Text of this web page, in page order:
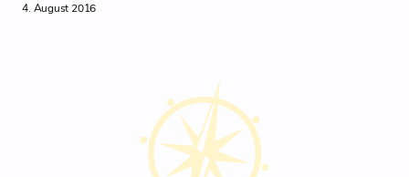
4. August 2016